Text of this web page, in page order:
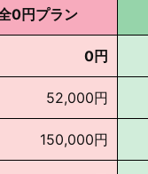
0円プラン
0円
52,000円
150,000円